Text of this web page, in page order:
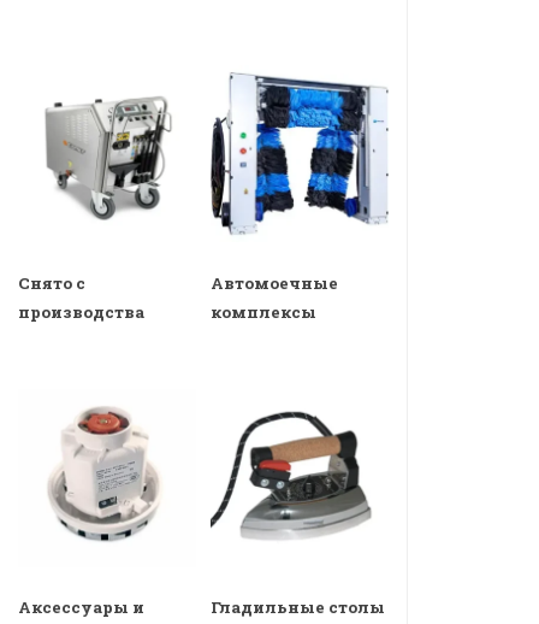
Снято с
производства
Автомоечные
комплексы
Аксессуары и
Гладильные столы